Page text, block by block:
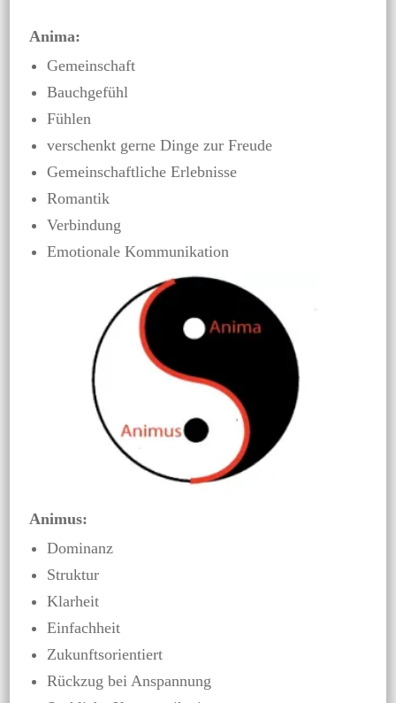
Anima:
Gemeinschaft
Bauchgefühl
Fühlen
verschenkt gerne Dinge zur Freude
Gemeinschaftliche Erlebnisse
Romantik
Verbindung
Emotionale Kommunikation
Animus:
Dominanz
Struktur
Klarheit
Einfachheit
Zukunftsorientiert
Rückzug bei Anspannung